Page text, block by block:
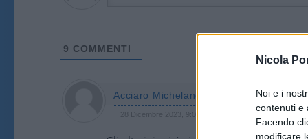
Nicola
Noi e i
contenuti e
Facendo
modificare
9 COMMENTI
Acciaro Michelangelo
28 Dicembre 2023, 9:04 9:04